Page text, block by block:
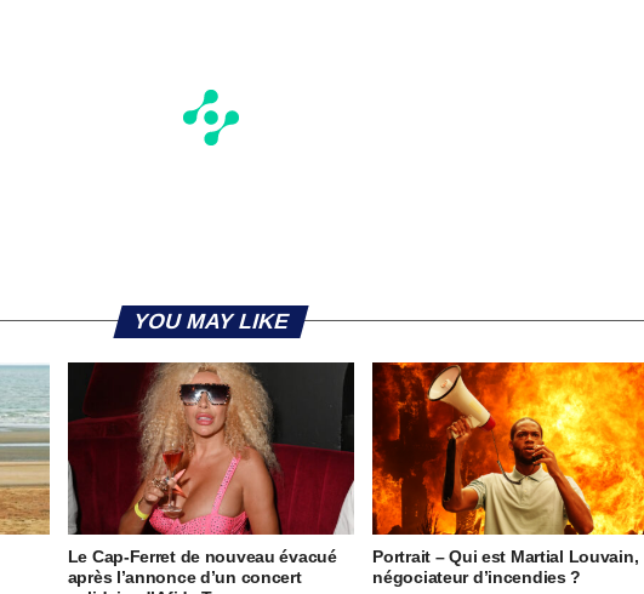
YOU MAY LIKE
Le Cap-Ferret de nouveau évacué
après l’annonce d’un concert
Portrait – Qui est Martial Louvain,
négociateur d’incendies ?